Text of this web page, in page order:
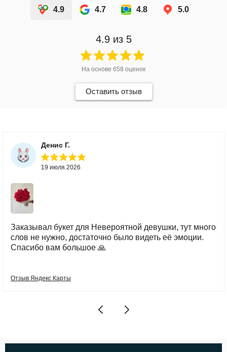
4.9 4.7 4.8 5.0
4.9из 5
На основе 658 оценок
Оставить отзыв
Денис Г.
19 июля 2026
Заказывал букет для Невероятной девушки, тут много
слов не нужно, достаточно было видеть её эмоции.
Спасибо вам большое 🙏
Отзыв Яндекс Карты